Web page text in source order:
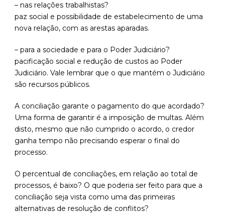
– nas relações trabalhistas?
paz social e possibilidade de estabelecimento de uma
nova relação, com as arestas aparadas.
– para a sociedade e para o Poder Judiciário?
pacificação social e redução de custos ao Poder
Judiciário. Vale lembrar que o que mantém o Judiciário
são recursos públicos.
A conciliação garante o pagamento do que acordado?
Uma forma de garantir é a imposição de multas. Além
disto, mesmo que não cumprido o acordo, o credor
ganha tempo não precisando esperar o final do
processo.
O percentual de conciliações, em relação ao total de
processos, é baixo? O que poderia ser feito para que a
conciliação seja vista como uma das primeiras
alternativas de resolução de conflitos?